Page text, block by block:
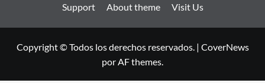
Support About theme Visit Us
Copyright © Todos los derechos reservados. | CoverNews
por AF themes.